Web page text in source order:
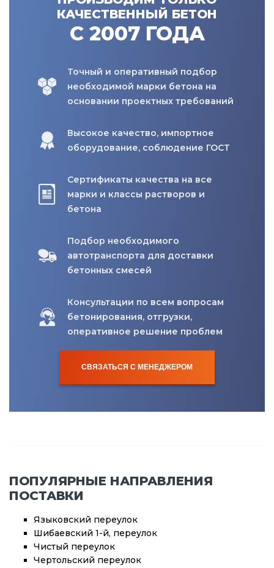
КАЧЕСТВЕННЫЙ БЕТОН
С 2007 ГОДА
Точный и оперативный подбор
необходимой марки бетона на
основании проектных требований
Высокое качество, импортное
оборудование, соблюдение ГОСТ
Сертификаты качества на все
марки и классы растворов и
бетона
Подбор необходимого
автотранспорта для доставки
бетонных смесей
Консультации по всем вопросам
бетонирования, отгрузки,
оперативное решение проблем
СВЯЗАТЬСЯ С МЕНЕДЖЕРОМ
ПОПУЛЯРНЫЕ НАПРАВЛЕНИЯ
ПОСТАВКИ
Языковский переулок
Шибаевский 1-й, переулок
Чистый переулок
Чертольский переулок